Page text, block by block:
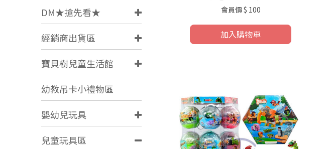
DM★搶先看★
經銷商出貨區
寶貝樹兒童生活館
幼教吊卡小禮物區
嬰幼兒玩具
兒童玩具區
會員價 $ 100
加入購物車